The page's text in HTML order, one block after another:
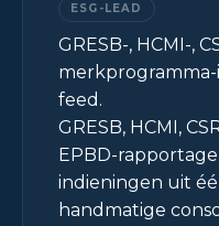
ESG-LEAD
GRESB-, HCMI-,
feed.
GRESB, HCMI,
EPBD-
indieningen uit
handmatige